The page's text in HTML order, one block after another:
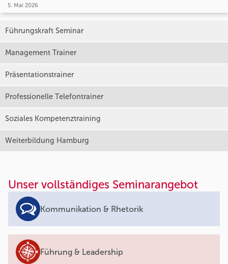
5. Mai 2026
Führungskraft Seminar
Management Trainer
Präsentationstrainer
Professionelle Telefontrainer
Soziales Kompetenztraining
Weiterbildung Hamburg
Unser vollständiges Seminarangebot
Kommunikation & Rhetorik
Führung & Leadership